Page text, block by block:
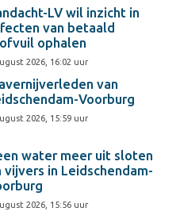
LV wil inzicht in
van betaald
ophalen
2026, 16:02 uur
van
Voorburg
2026, 15:59 uur
water meer uit sloten
vijvers in Leidschendam-
2026, 15:56 uur